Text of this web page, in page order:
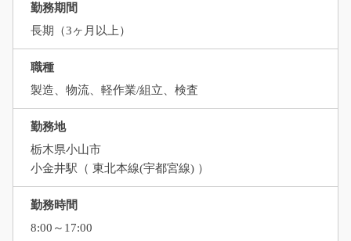
勤務期間
長期（3ヶ月以上）
職種
製造、物流、軽作業/組立、検査
勤務地
栃木県小山市
小金井駅（ 東北本線(宇都宮線) ）
勤務時間
8:00～17:00